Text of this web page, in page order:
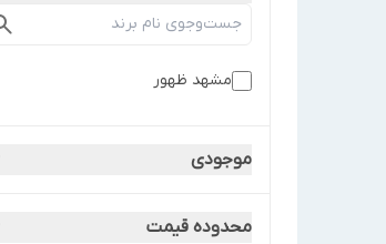
مشهد ظهور
موجودی
محدوده قیمت